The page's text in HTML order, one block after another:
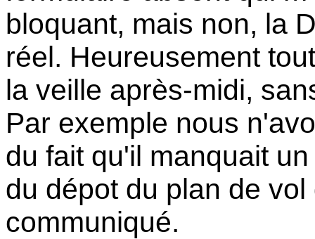
bloquant, mais non, la
réel. Heureusement
la veille après-midi,
Par exemple nous
du fait qu'il manquait
du dépot du plan de
communiqué.